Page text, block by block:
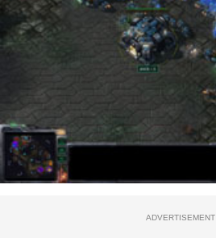
ADVERTISEMENT